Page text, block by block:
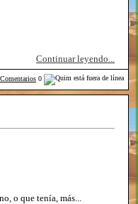
Continuar leyendo...
Comentarios 0
o que tenía, más...